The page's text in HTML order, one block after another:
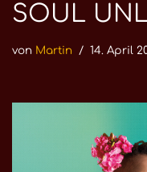
SOUL
von Martin 14. April